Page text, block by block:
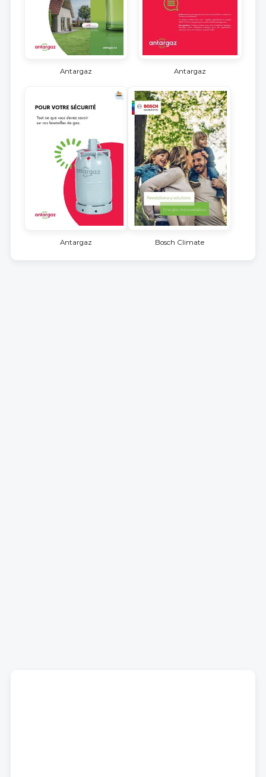
Antargaz Antargaz
Antargaz Bosch Climate